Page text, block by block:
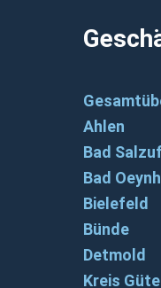
Ahlen
Bad
Bad
Bielefeld
Bünde
Detmold
Kreis